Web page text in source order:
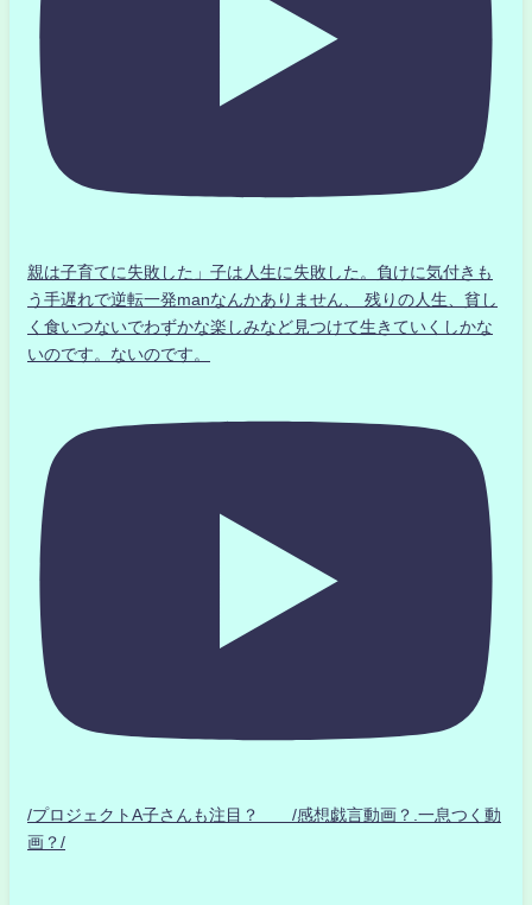
親は子育てに失敗した」子は人生に失敗した。負けに気付きも
う手遅れで逆転一発manなんかありません、 残りの人生、貧し
く食いつないでわずかな楽しみなど見つけて生きていくしかな
いのです。ないのです。
/プロジェクトA子さんも注目？ /感想戯言動画？.一息つく動
画？/